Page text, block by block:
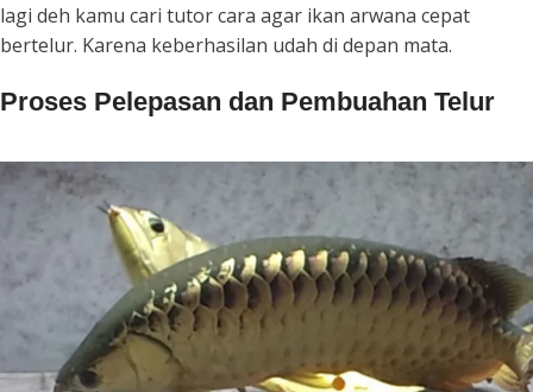
lagi deh kamu cari tutor cara agar ikan arwana cepat
bertelur. Karena keberhasilan udah di depan mata.
Proses Pelepasan dan Pembuahan Telur